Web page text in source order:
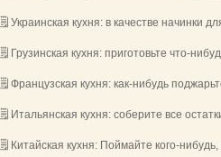
🗒 Украинская кухня: в качестве начинки
🗒 Грузинская кухня: приготовьте что-
🗒 Французская кухня: как-нибудь
🗒 Итальянская кухня: соберите все
🗒 Китайская кухня: Поймайте кого-